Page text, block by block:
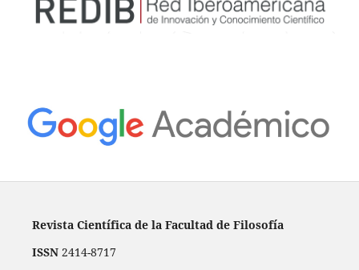
Revista Científica de la Facultad de Filosofía
ISSN2414-8717